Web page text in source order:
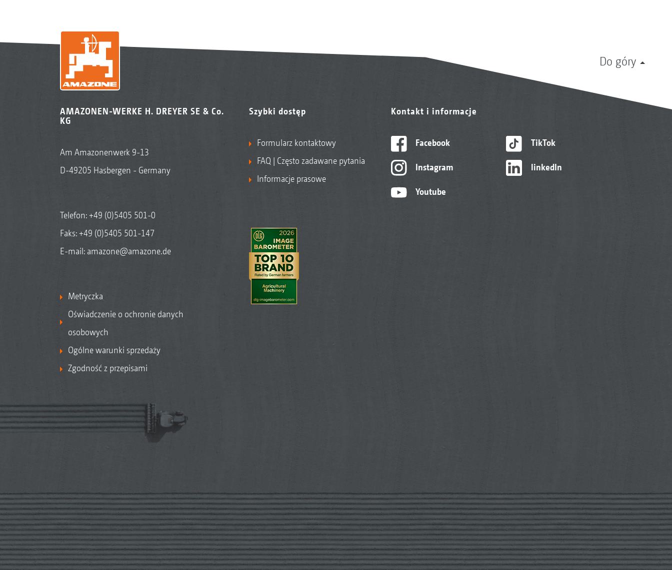
Do góry
AMAZONEN-WERKE H. DREYER SE & Co.
KG
Am Amazonenwerk 9-13
D-49205 Hasbergen - Germany
Telefon:+49 (0)5405 501-0
Faks: +49 (0)5405 501-147
E-mail: amazone@amazone.de
Metryczka
Oświadczenie o ochronie danych
osobowych
Ogólne warunki sprzedaży
Zgodność z przepisami
Szybki dostęp
Formularz kontaktowy
FAQ | Często zadawane pytania
Informacje prasowe
Kontakt i informacje
Facebook
Instagram
Youtube
TikTok
linkedIn